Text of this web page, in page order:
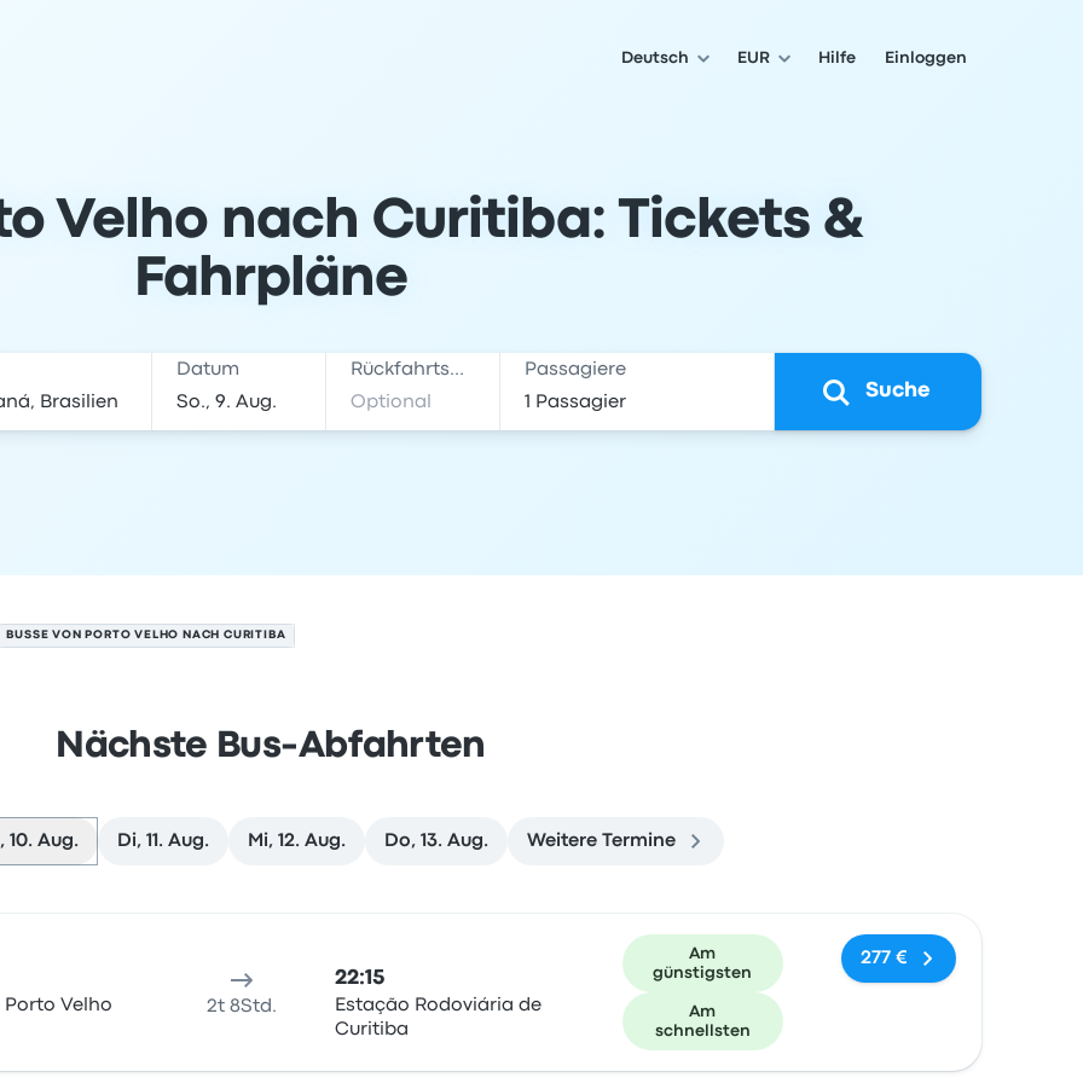
Deutsch EUR Hilfe Einloggen
Velho nach Curitiba: Tickets &
Fahrpläne
Datum Rückfahrtsdatum Passagiere
Suche
BUSSE VON PORTO VELHO NACH CURITIBA
Nächste Bus-Abfahrten
10. Aug. Di, 11. Aug. Mi, 12. Aug. Do, 13. Aug. Weitere Termine
Porto Velho 2t 8Std.
22:15
Estação Rodoviária de
Curitiba
Am
günstigsten
Am
schnellsten
277 €